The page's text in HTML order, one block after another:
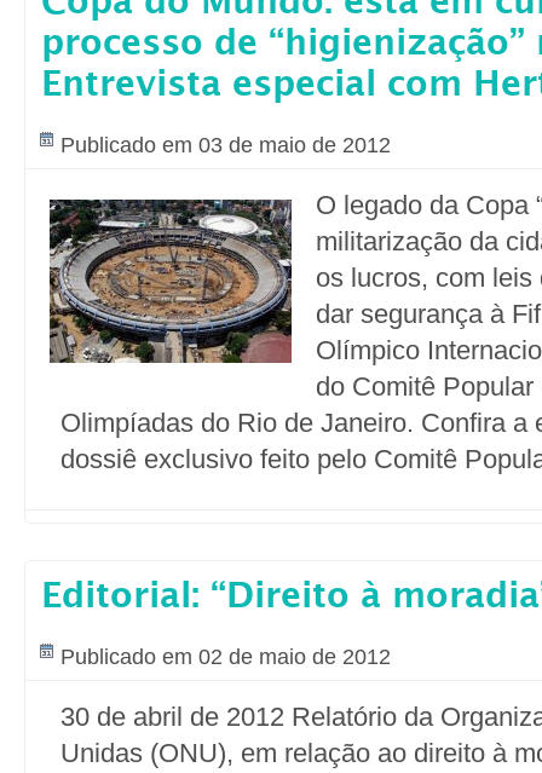
processo de “higienização”
Entrevista especial com
Publicado em 03 de maio de 2012
O legado da Copa
militarização da
os lucros, com
dar segurança à
Olímpico
do Comitê
Olimpíadas do Rio de Janeiro. Confira a
dossiê exclusivo feito pelo Comitê
Editorial: “Direito à
Publicado em 02 de maio de 2012
30 de abril de 2012 Relatório da
Unidas (ONU), em relação ao direito à